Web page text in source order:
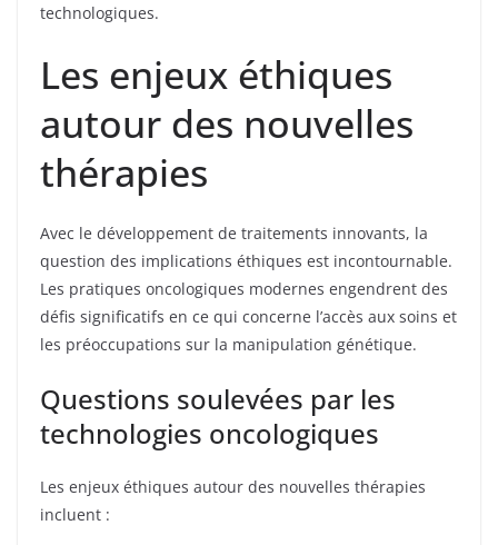
technologiques.
Les enjeux éthiques
autour des nouvelles
thérapies
Avec le développement de traitements innovants, la
question des implications éthiques est incontournable.
Les pratiques oncologiques modernes engendrent des
défis significatifs en ce qui concerne l’accès aux soins et
les préoccupations sur la manipulation génétique.
Questions soulevées par les
technologies oncologiques
Les enjeux éthiques autour des nouvelles thérapies
incluent :